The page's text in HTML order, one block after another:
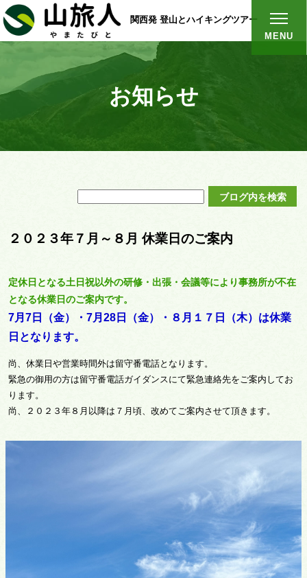
関西発 登山とハイキングツアー
MENU
お知らせ
２０２３年７月～８月 休業日のご案内
定休日となる土日祝以外の研修・出張・会議等により事務所が不在
となる休業日のご案内です。
7月7日（金）・7月28日（金）・８月１７日（木）は休業
日となります。
尚、休業日や営業時間外は留守番電話となります。
緊急の御用の方は留守番電話ガイダンスにて緊急連絡先をご案内してお
ります。
尚、２０２３年８ 月以降は７月頃、改めてご案内させて頂きます。